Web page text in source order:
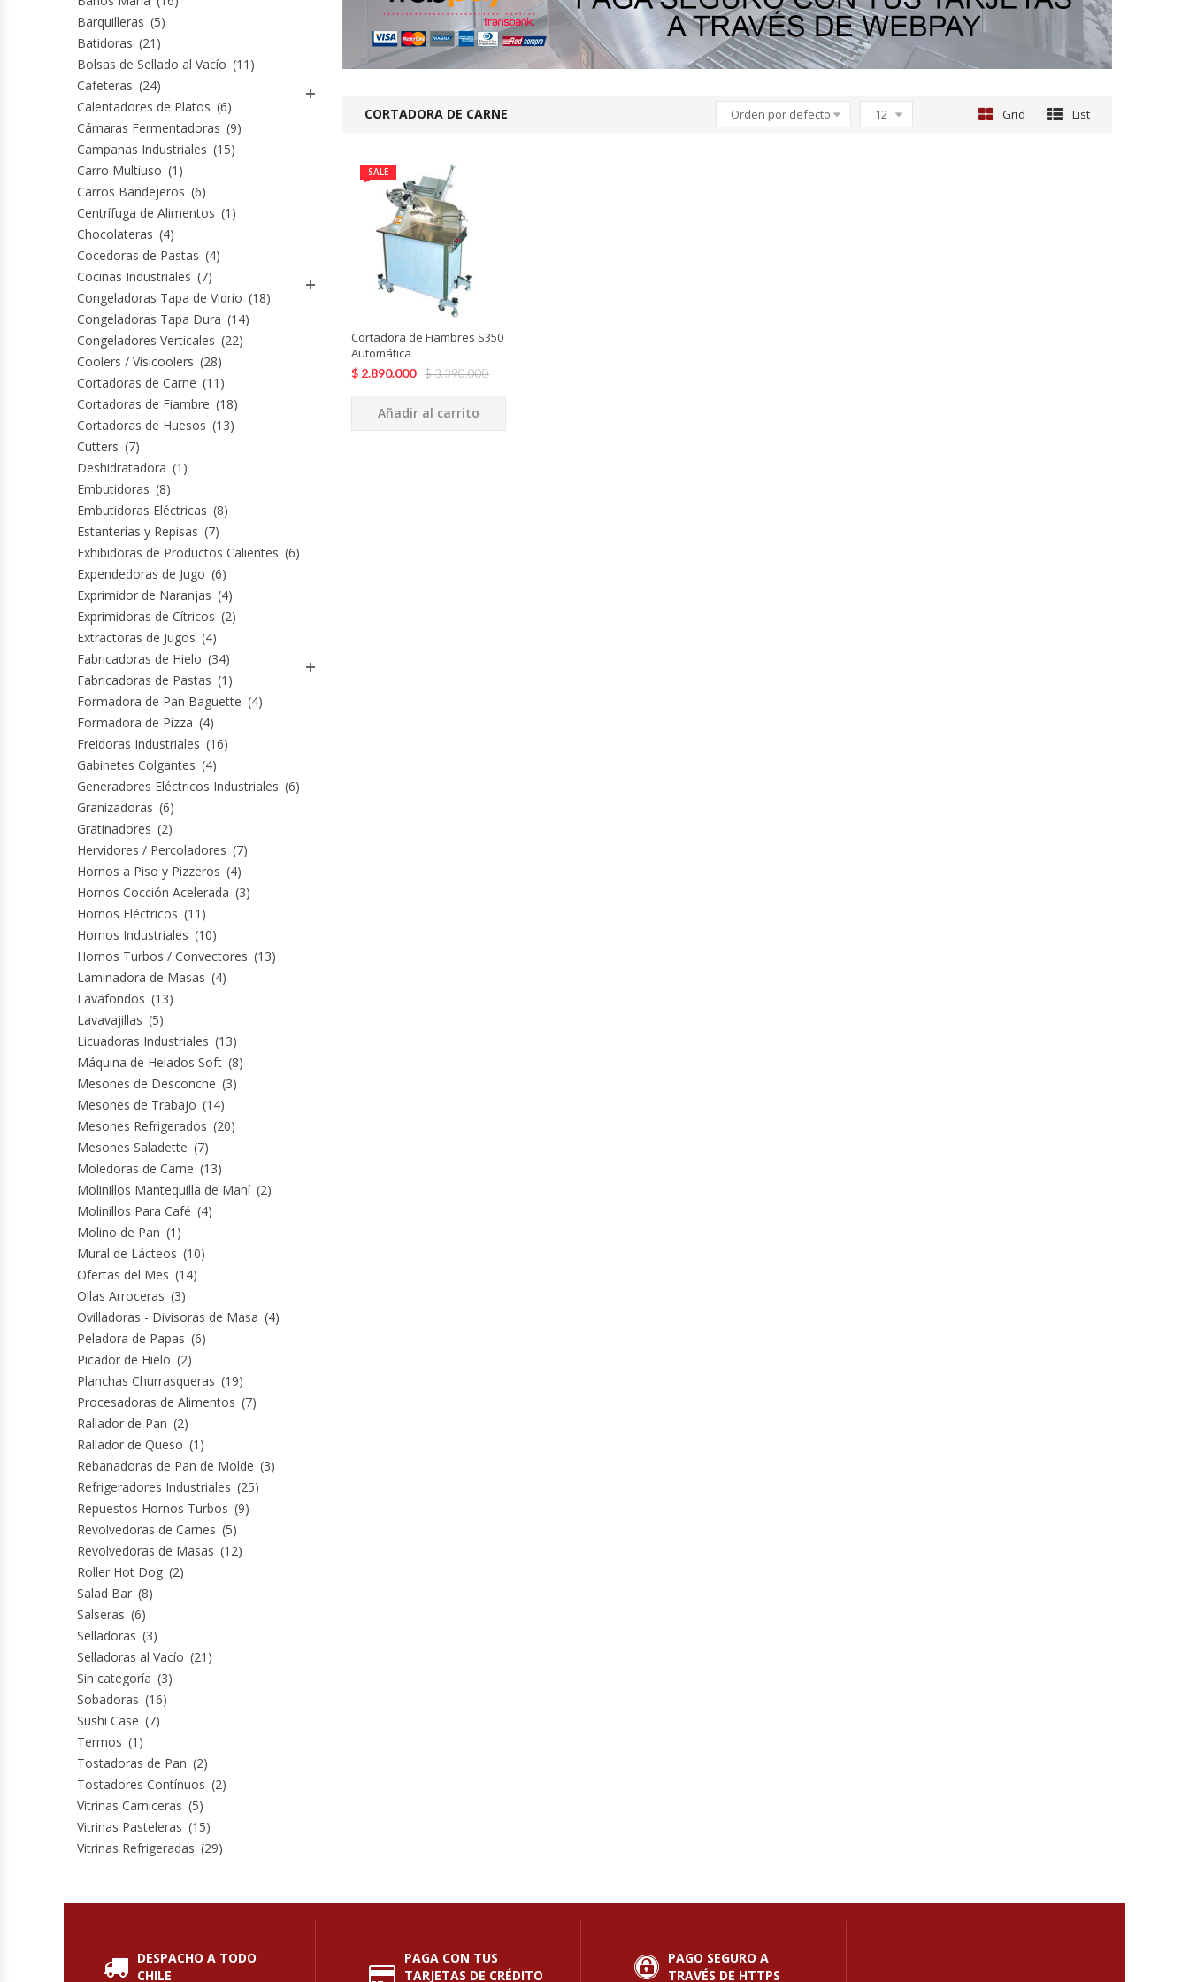
Cocinas Industriales
Encimeras Eléctricas
Congeladoras Tapa De Vidrio
Congeladoras Tapa Dura
Congeladores Verticales
Coolers / Visicoolers
Cortadoras De Fiambre
Cortadoras De Huesos
Dispensadores De Salsas
Embutidoras
Estanterías Y Repisas
Exhibidoras De Productos Calientes
Expendedoras De Jugo
Exprimidor De Naranjas
Exprimidoras De Cítricos
Extractoras De Jugos
Fabricadoras De Hielo
Formadora De Pizza
Freidoras Industriales
Granizadoras
Hervidores / Percoladores
Hornos A Piso Y Pizzeros
Hornos Cocción Acelerada
Hornos Eléctricos
Hornos Turbos / Convectores
Hornos Industriales
Laminadora De Masas
Lavafondos
Lavavajillas
Licuadoras Industriales
Mesones De Trabajo
Mesones Refrigerados
Mesones Saladette
Módulos De Acero Inoxidable
Moledoras De Carne
Molinillos Para Café
Mural De Lácteos
Ofertas Del Mes
Ollas Arroceras
CORTADORA DE CARNE Orden por defecto 12 Grid List
SALE
Cortadora de Fiambres S350
Automática
$3.390.000
$ 2.890.000
Añadir al carrito
Barquilleras (5)
Batidoras (21)
Bolsas de Sellado al Vacío (11)
Cafeteras (24)
Calentadores de Platos (6)
Cámaras Fermentadoras (9)
Campanas Industriales (15)
Carro Multiuso (1)
Carros Bandejeros (6)
Centrífuga de Alimentos (1)
Chocolateras (4)
Cocedoras de Pastas (4)
Cocinas Industriales (7)
Congeladoras Tapa de Vidrio (18)
Congeladoras Tapa Dura (14)
Congeladores Verticales (22)
Coolers / Visicoolers (28)
Cortadoras de Carne (11)
Cortadoras de Fiambre (18)
Cortadoras de Huesos (13)
Cutters (7)
Deshidratadora (1)
Embutidoras (8)
Embutidoras Eléctricas (8)
Estanterías y Repisas (7)
Exhibidoras de Productos Calientes (6)
Expendedoras de Jugo (6)
Exprimidor de Naranjas (4)
Exprimidoras de Cítricos (2)
Extractoras de Jugos (4)
Fabricadoras de Hielo (34)
Fabricadoras de Pastas (1)
Formadora de Pan Baguette (4)
Formadora de Pizza (4)
Freidoras Industriales (16)
Gabinetes Colgantes (4)
Generadores Eléctricos Industriales (6)
Granizadoras (6)
Gratinadores (2)
Hervidores / Percoladores (7)
Hornos a Piso y Pizzeros (4)
Hornos Cocción Acelerada (3)
Hornos Eléctricos (11)
Hornos Industriales (10)
Hornos Turbos / Convectores (13)
Laminadora de Masas (4)
Lavafondos (13)
Lavavajillas (5)
Licuadoras Industriales (13)
Máquina de Helados Soft (8)
Mesones de Desconche (3)
Mesones de Trabajo (14)
Mesones Refrigerados (20)
Mesones Saladette (7)
Moledoras de Carne (13)
Molinillos Mantequilla de Maní (2)
Molinillos Para Café (4)
Molino de Pan (1)
Mural de Lácteos (10)
Ofertas del Mes (14)
Ollas Arroceras (3)
Ovilladoras - Divisoras de Masa (4)
Peladora de Papas (6)
Picador de Hielo (2)
Planchas Churrasqueras (19)
Procesadoras de Alimentos (7)
Rallador de Pan (2)
Rallador de Queso (1)
Rebanadoras de Pan de Molde (3)
Refrigeradores Industriales (25)
Repuestos Hornos Turbos (9)
Revolvedoras de Carnes (5)
Revolvedoras de Masas (12)
Roller Hot Dog (2)
Salad Bar (8)
Salseras (6)
Selladoras (3)
Selladoras al Vacío (21)
Sin categoría (3)
Sobadoras (16)
Sushi Case (7)
Termos (1)
Tostadoras de Pan (2)
Tostadores Contínuos (2)
Vitrinas Carniceras (5)
Vitrinas Pasteleras (15)
Vitrinas Refrigeradas (29)
DESPACHO A TODO
CHILE
PAGA CON TUS
TARJETAS DE CRÉDITO
PAGO SEGURO A
TRAVÉS DE HTTPS